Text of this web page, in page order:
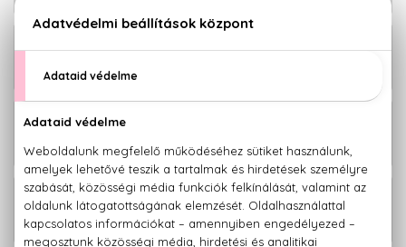
Echos Color - Pure Brown PPD- és
2.080 Ft -
Echos Color - Pure Copper PPD- és
Echos Color - Cold Copper PPD- és
rezorcin mentes krémhajfesték
2.080 Ft -